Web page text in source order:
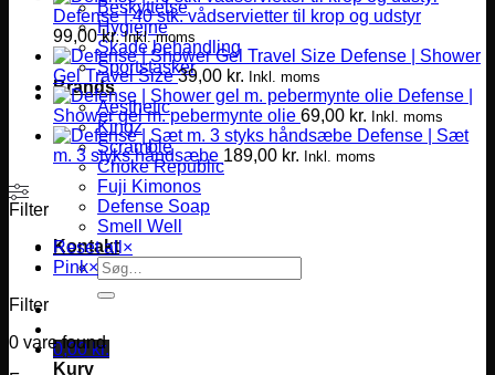
Beskyttelse
Hygiejne
Skade behandling
Sportstasker
Brands
Aesthetic
Kingz
Scramble
Choke Republic
Fuji Kimonos
Defense Soap
Smell Well
Kontakt
Søg
efter:
0,00 kr.
Kurv
Defense | 40 stk. vådservietter til krop og udstyr
99,00kr. Inkl. moms
Defense | Shower
Gel Travel Size 39,00 kr. Inkl. moms
Defense |
Shower gel m. pebermynte olie 69,00 kr. Inkl. moms
Defense | Sæt
m. 3 styks håndsæbe 189,00 kr. Inkl. moms
Filter
Reset all ×
Pink×
Filter
0 vare found